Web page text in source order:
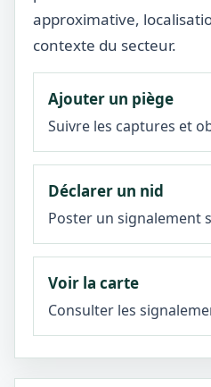
approximative,
contexte du secteur.
Ajouter un piège
Suivre les captures et
Déclarer un nid
Poster un signalement
Voir la carte
Consulter les